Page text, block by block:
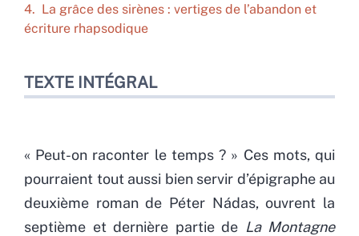
4. La grâce des sirènes : vertiges de l’abandon et
écriture rhapsodique
TEXTE INTÉGRAL
« Peut-on raconter le temps ? » Ces mots, qui
pourraient tout aussi bien servir d’épigraphe au
deuxième roman de Péter Nádas, ouvrent la
septième et dernière partie de La Montagne